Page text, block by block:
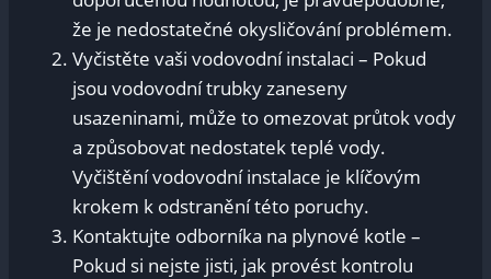
že je nedostatečné okysličování problémem.
Vyčistěte vaši vodovodní instalaci – Pokud
jsou vodovodní trubky zaneseny
usazeninami, může to omezovat průtok vody
a způsobovat nedostatek teplé vody.
Vyčištění vodovodní instalace je klíčovým
krokem k odstranění této poruchy.
Kontaktujte odborníka na plynové kotle –
Pokud si nejste jisti, jak provést kontrolu